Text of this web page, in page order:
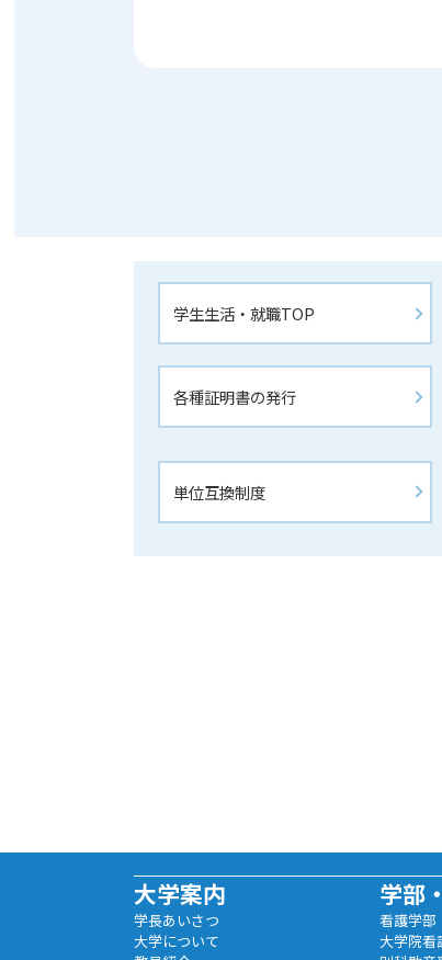
学生生活・就職TOP
各種証明書の発行
単位互換制度
大学案内
学長あいさつ
大学について
学部
看護学部
大学院看